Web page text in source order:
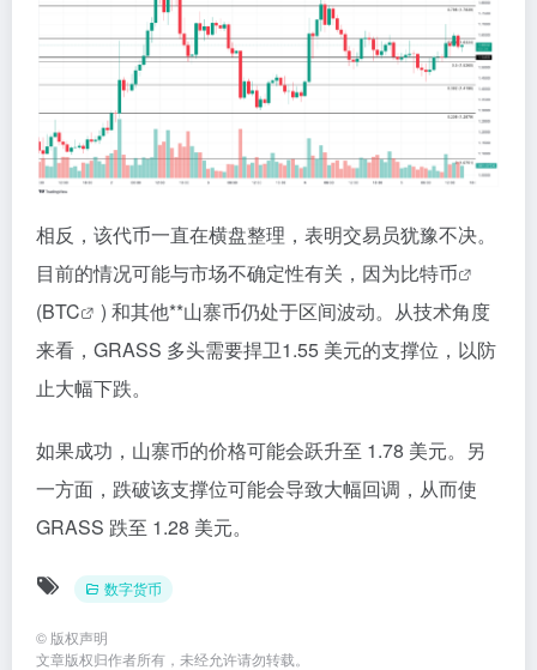
相反，该代币一直在横盘整理，表明交易员犹豫不决。
目前的情况可能与市场不确定性有关，因为比特币
(BTC
) 和其他**山寨币仍处于区间波动。从技术角度
来看，GRASS 多头需要捍卫1.55 美元的支撑位，以防
止大幅下跌。
如果成功，山寨币的价格可能会跃升至 1.78 美元。另
一方面，跌破该支撑位可能会导致大幅回调，从而使
GRASS 跌至 1.28 美元。
数字货币
© 版权声明
文章版权归作者所有，未经允许请勿转载。